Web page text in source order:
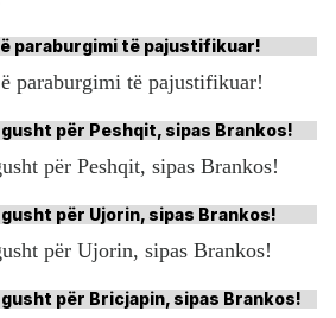
paraburgimi të pajustifikuar!
për Peshqit, sipas Brankos!
për Ujorin, sipas Brankos!